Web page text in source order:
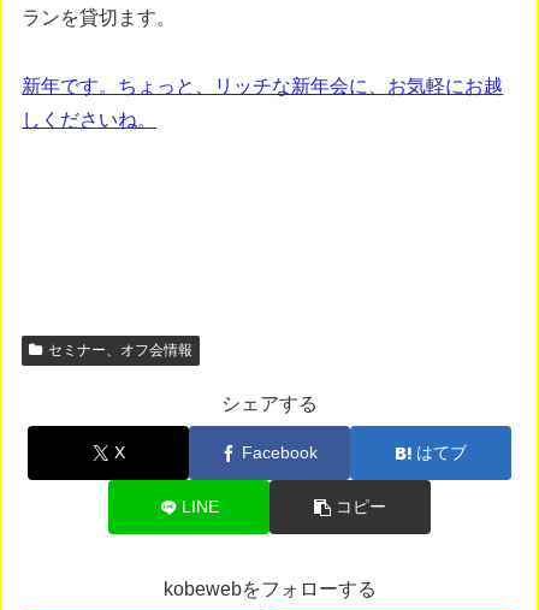
ランを貸切ます。
新年です。ちょっと、リッチな新年会に、お気軽にお越
しくださいね。
セミナー、オフ会情報
シェアする
X Facebook はてブ
LINE コピー
kobewebをフォローする